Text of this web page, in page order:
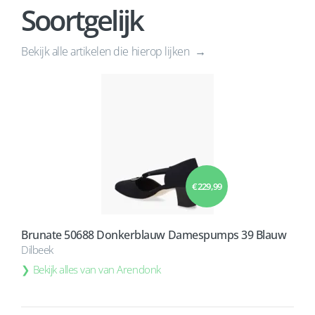
Soortgelijk
Bekijk alle artikelen die hierop lijken
€ 229,99
Brunate 50688 Donkerblauw Damespumps 39 Blauw
Dilbeek
Bekijk alles van van Arendonk